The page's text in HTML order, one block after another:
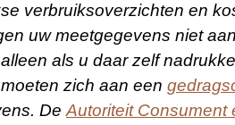
verbruiksoverzichten en
uw meetgegevens niet
als u daar zelf
zich aan een
DeAutoriteit Consument